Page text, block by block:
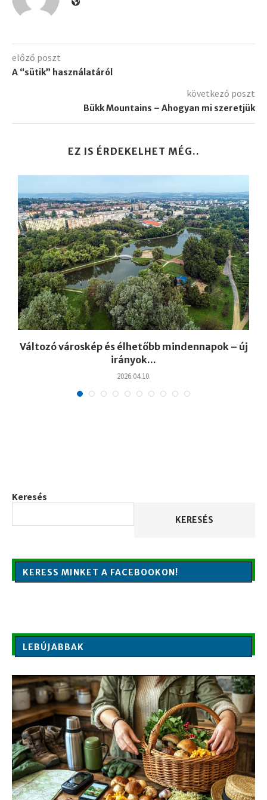
előző poszt
A “sütik” használatáról
következő poszt
Bükk Mountains – Ahogyan mi szeretjük
EZ IS ÉRDEKELHET MÉG..
Változó városkép és élhetőbb mindennapok – új
irányok...
2026.04.10.
Keresés
KERESÉS
KERESS MINKET A FACEBOOKON!
LEBÚJABBAK